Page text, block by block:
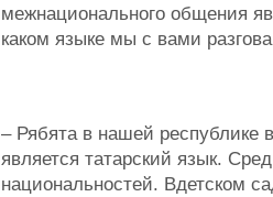
межнационального общения
каком языке мы с вами
– Рябята в нашей республике
является татарский язык.
национальностей. Вдетском